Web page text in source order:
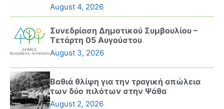
August 4, 2026
Συνεδρίαση Δημοτικού Συμβουλίου –
Τετάρτη 05 Αυγούστου
August 3, 2026
Βαθιά θλίψη για την τραγική απώλεια
των δύο πιλότων στην Ψάθα
August 2, 2026